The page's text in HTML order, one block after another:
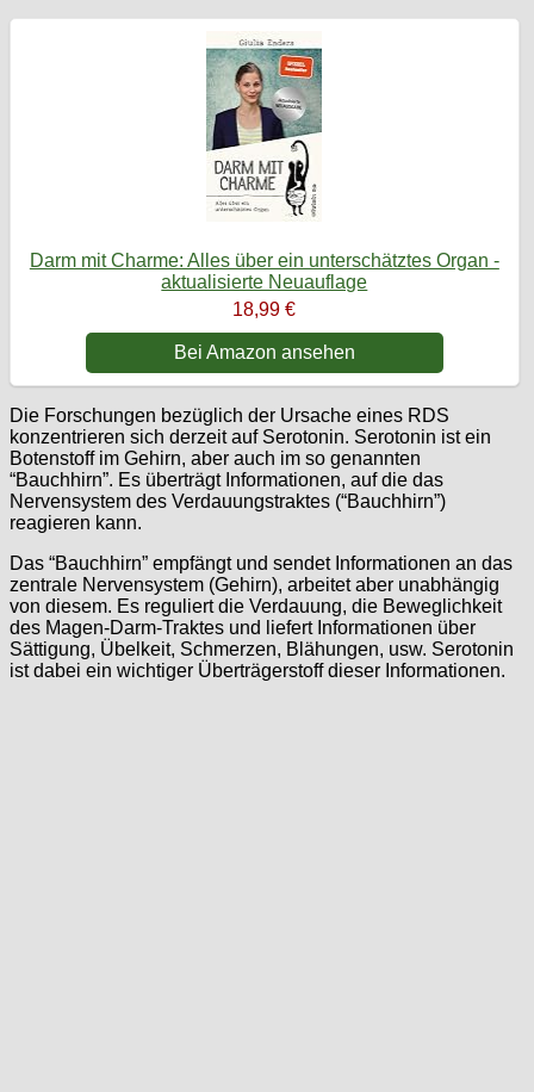
Darm mit Charme: Alles über ein unterschätztes Organ -
aktualisierte Neuauflage
18,99 €
Bei Amazon ansehen
Die Forschungen bezüglich der Ursache eines RDS
konzentrieren sich derzeit auf Serotonin. Serotonin ist ein
Botenstoff im Gehirn, aber auch im so genannten
“Bauchhirn”. Es überträgt Informationen, auf die das
Nervensystem des Verdauungstraktes (“Bauchhirn”)
reagieren kann.
Das “Bauchhirn” empfängt und sendet Informationen an das
zentrale Nervensystem (Gehirn), arbeitet aber unabhängig
von diesem. Es reguliert die Verdauung, die Beweglichkeit
des Magen-Darm-Traktes und liefert Informationen über
Sättigung, Übelkeit, Schmerzen, Blähungen, usw. Serotonin
ist dabei ein wichtiger Überträgerstoff dieser Informationen.